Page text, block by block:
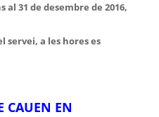
31 de desembre de 2016,
servei, a les hores es
CAUEN EN